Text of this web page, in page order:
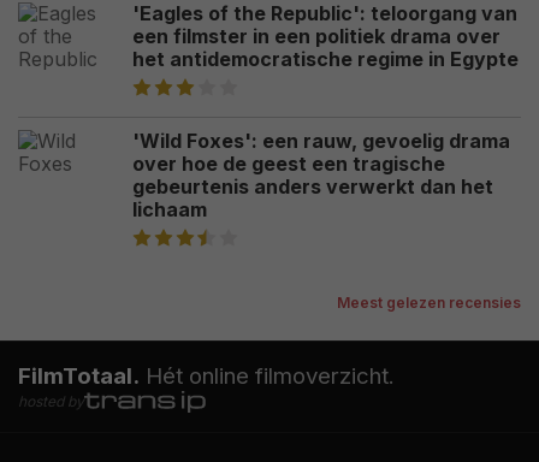
'Eagles of the Republic': teloorgang van
een filmster in een politiek drama over
het antidemocratische regime in Egypte
'Wild Foxes': een rauw, gevoelig drama
over hoe de geest een tragische
gebeurtenis anders verwerkt dan het
lichaam
Meest gelezen recensies
FilmTotaal. Hét online filmoverzicht.
hosted by